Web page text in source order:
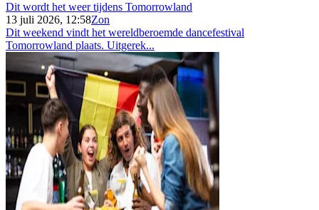
Dit wordt het weer tijdens Tomorrowland
13 juli 2026, 12:58Zon
Dit weekend vindt het wereldberoemde dancefestival
Tomorrowland plaats. Uitgerek...